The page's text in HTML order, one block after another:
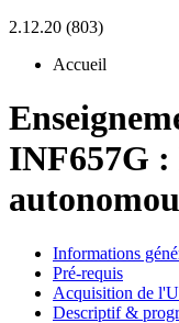
2.12.20 (803)
Accueil
INF657G :
Informations
Pré-requis
Acquisition de
Descriptif &